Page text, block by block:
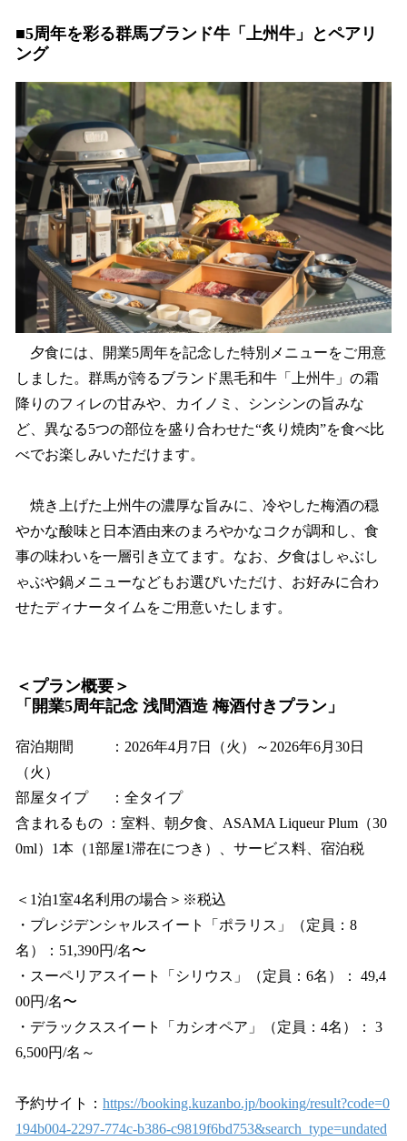
■5周年を彩る群馬ブランド牛「上州牛」とペアリ
ング
夕食には、開業5周年を記念した特別メニューをご用意
しました。群馬が誇るブランド黒毛和牛「上州牛」の霜
降りのフィレの甘みや、カイノミ、シンシンの旨みな
ど、異なる5つの部位を盛り合わせた“炙り焼肉”を食べ比
べでお楽しみいただけます。
焼き上げた上州牛の濃厚な旨みに、冷やした梅酒の穏
やかな酸味と日本酒由来のまろやかなコクが調和し、食
事の味わいを一層引き立てます。なお、夕食はしゃぶし
ゃぶや鍋メニューなどもお選びいただけ、お好みに合わ
せたディナータイムをご用意いたします。
＜プラン概要＞
「開業5周年記念 浅間酒造 梅酒付きプラン」
宿泊期間 ：2026年4月7日（火）～2026年6月30日
（火）
部屋タイプ ：全タイプ
含まれるもの ：室料、朝夕食、ASAMA Liqueur Plum（30
0ml）1本（1部屋1滞在につき）、サービス料、宿泊税
＜1泊1室4名利用の場合＞※税込
・プレジデンシャルスイート「ポラリス」（定員：8
名）：51,390円/名〜
・スーペリアスイート「シリウス」（定員：6名）： 49,4
00円/名〜
・デラックススイート「カシオペア」（定員：4名）： 3
6,500円/名～
予約サイト： https://booking.kuzanbo.jp/booking/result?code=0
194b004-2297-774c-b386-c9819f6bd753&search_type=undated